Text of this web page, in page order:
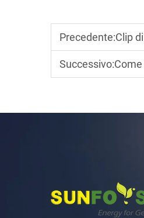
Precedente:Clip di
Successivo:Come